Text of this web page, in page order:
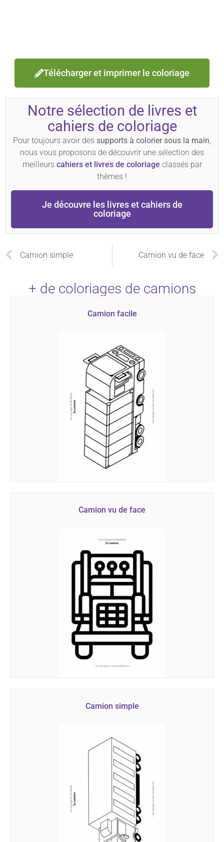
Télécharger et imprimer le coloriage
Notre sélection de livres et
cahiers de coloriage
Pour toujours avoir des supports à colorier sous la main,
nous vous proposons de découvrir une sélection des
meilleurs cahiers et livres de coloriage classés par
thèmes !
Je découvre les livres et cahiers de
coloriage
Camion simple Camion vu de face
+ de coloriages de camions
Camion facile
Camion vu de face
Camion simple